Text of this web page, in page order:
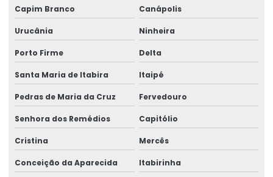
Capim Branco Canápolis
Urucânia Ninheira
Porto Firme Delta
Santa Maria de Itabira Itaipé
Pedras de Maria da Cruz Fervedouro
Senhora dos Remédios Capitólio
Cristina Mercês
Conceição da Aparecida Itabirinha